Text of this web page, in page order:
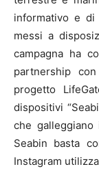
informativo e di
messi a
campagna ha
partnership
progetto
dispositivi
che
Seabin basta
Instagram